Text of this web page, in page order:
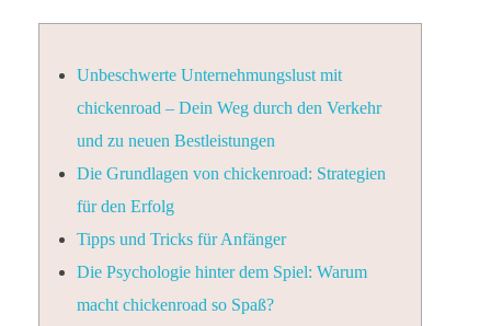
Unbeschwerte Unternehmungslust mit
chickenroad – Dein Weg durch den Verkehr
und zu neuen Bestleistungen
Die Grundlagen von chickenroad: Strategien
für den Erfolg
Tipps und Tricks für Anfänger
Die Psychologie hinter dem Spiel: Warum
macht chickenroad so Spaß?